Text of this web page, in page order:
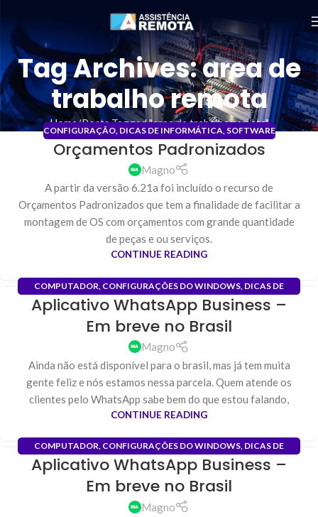
Tag Archives: area de
trabalho remota
Home Posts Tagged "area de trabalho remota"
CONFIGURAÇÃO, DICAS DE INFORMÁTICA, SOFTWARE
Orçamentos Padronizados
Magno
A partir da versão 6.21a foi incluído o recurso de
Orçamentos Padronizados que tem a finalidade de facilitar a
montagem de OS com orçamentos com grande quantidade
de peças e ou serviços.
CONTINUE READING
COMPUTADOR, CONFIGURAÇÕES DO WINDOWS, DICAS DE
INFORMÁTICA,INSTALAÇÃO DE PROGRAMAS,SOFTWARE
Aplicativo WhatsApp Business –
Em breve no Brasil
Magno
Ainda não está disponível para o brasil, mas já tem muita
gente feliz e nós estamos nessa parcela. Quem atende os
clientes pelo WhatsApp sabe bem do que estou falando,
CONTINUE READING
COMPUTADOR, CONFIGURAÇÕES DO WINDOWS, DICAS DE
INFORMÁTICA,INSTALAÇÃO DE PROGRAMAS,SOFTWARE
Aplicativo WhatsApp Business –
Em breve no Brasil
Magno